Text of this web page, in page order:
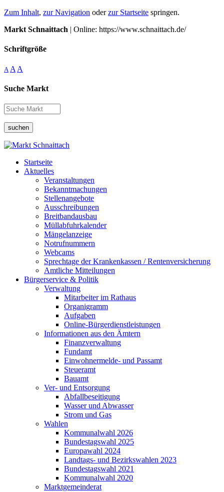
Zum Inhalt, zur Navigation oderzur Startseite springen.
Markt Schnaittach | Online: https://www.schnaittach.de/
Schriftgröße
A A A
Suche Markt
suchen
Startseite
Aktuelles
Veranstaltungen
Bekanntmachungen
Stellenangebote
Ausschreibungen
Breitbandausbau
Müllabfuhrkalender
Mängelanzeige
Notrufnummern
Webcams
Sprechtage der Krankenkassen / Rentenversicherung
Amtliche Mitteilungen
Bürgerservice & Politik
Verwaltung
Mitarbeiter im Rathaus
Organigramm
Aufgaben
Online-Bürgerdienstleistungen
Informationen aus den Ämtern
Finanzverwaltung
Fundamt
Einwohnermelde- und Passamt
Steueramt
Bauamt
Ver- und Entsorgung
Abfallbeseitigung
Wasser und Abwasser
Strom und Gas
Wahlen
Kommunalwahl 2026
Bundestagswahl 2025
Europawahl 2024
Landtags- und Bezirkswahlen 2023
Bundestagswahl 2021
Kommunalwahl 2020
Marktgemeinderat